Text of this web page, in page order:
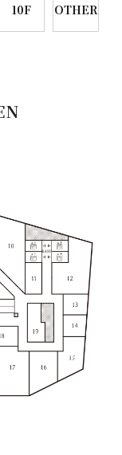
10F OTHER